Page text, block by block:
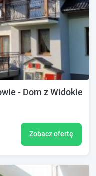
- Dom z Widokiem
Zobacz ofertę